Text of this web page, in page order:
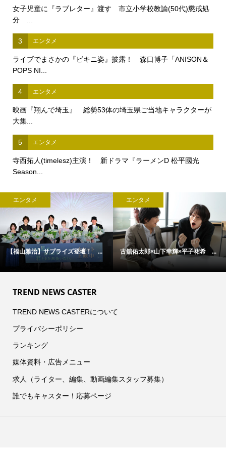
女子児童に『ラブレター』渡す 市立小学校教諭(50代)懲戒処
分 ...
3 エンタメ
ライブでまさかの『ビキニ姿』披露！ 森口博子「ANISON＆
POPS NI...
4 エンタメ
映画『翔んで埼玉』 総勢53体の埼玉県ご当地キャラクターが
大集...
5 エンタメ
寺西拓人(timelesz)主演！ 新ドラマ『ラーメンD 松平國光
Season...
エンタメ
【福山雅治】サプライズ登壇！ ...
エンタメ
古舘佑太郎×山下幸輝×平子祐希 ...
TREND NEWS CASTER
TREND NEWS CASTERについて
プライバシーポリシー
ランキング
媒体資料・広告メニュー
求人（ライター、編集、動画編集スタッフ募集）
誰でもキャスター！応募ページ